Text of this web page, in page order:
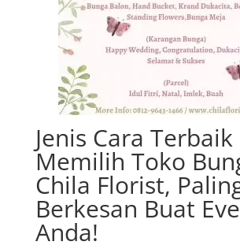
Jenis Cara Terbaik
Memilih Toko
Chila Florist,
Berkesan Buat
Anda!